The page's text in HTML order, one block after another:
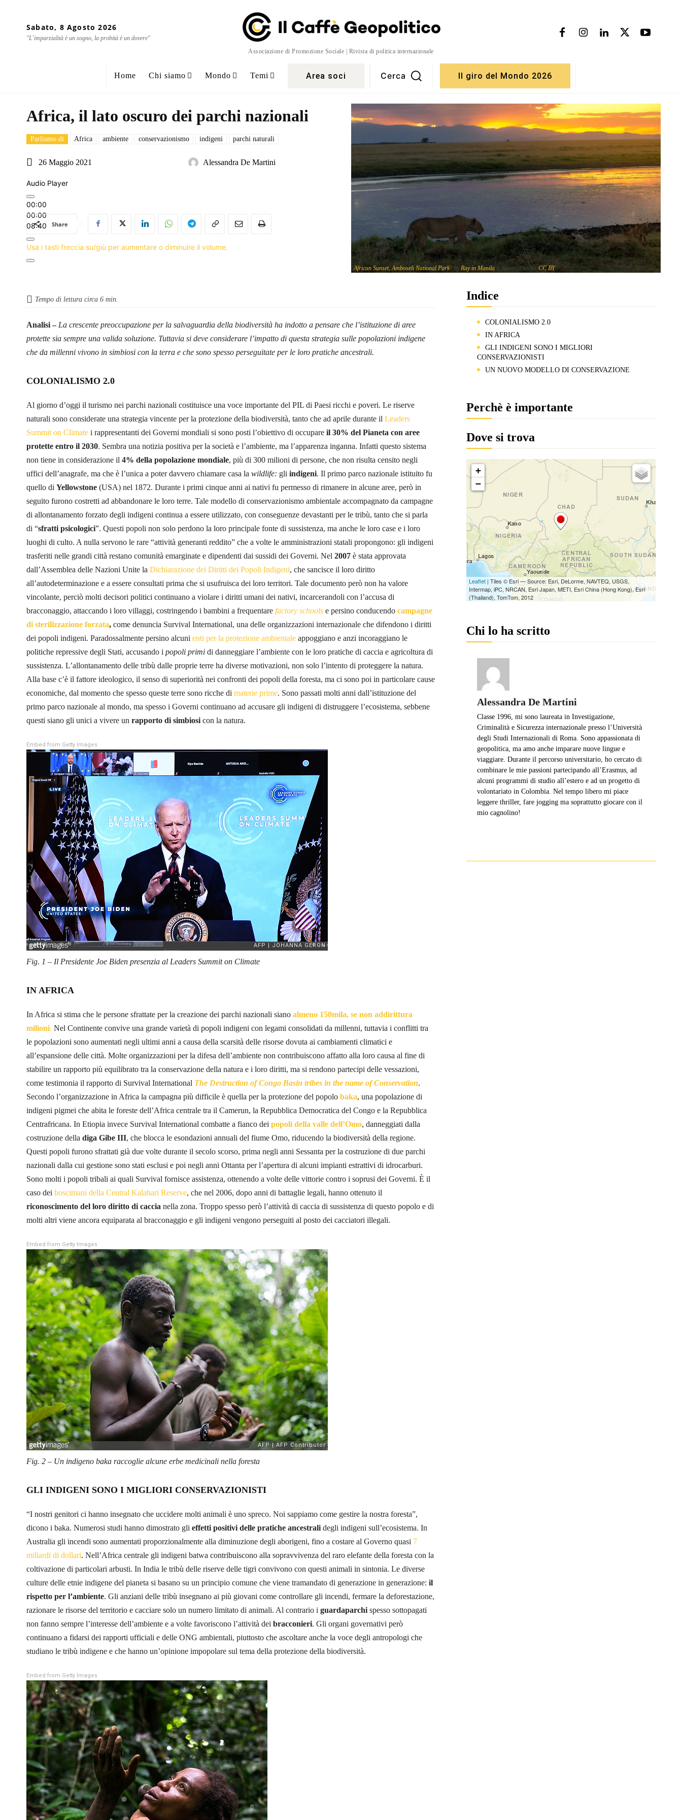
Sabato, 8 Agosto 2026
"L'imparzialità è un sogno, la probità è un dovere"
Associazione di Promozione Sociale | Rivista di politica internazionale
Home Chi siamo Mondo Temi Area soci Cerca Il giro del Mondo 2026
Africa, il lato oscuro dei parchi nazionali
Parliamo di Africa ambiente conservazionismo indigeni parchi naturali
26 Maggio 2021 Alessandra De Martini
Audio Player
00:00
00:00
08:40
Usa i tasti freccia su/giù per aumentare o diminuire il volume.
Share
"African Sunset, Amboseli National Park" by Ray in Manila is licensed under CC BY
Tempo di lettura circa 6 min.
Analisi – La crescente preoccupazione per la salvaguardia della biodiversità ha indotto a pensare che l’istituzione di aree
protette sia sempre una valida soluzione. Tuttavia si deve considerare l’impatto di questa strategia sulle popolazioni indigene
che da millenni vivono in simbiosi con la terra e che sono spesso perseguitate per le loro pratiche ancestrali.
COLONIALISMO 2.0
Al giorno d’oggi il turismo nei parchi nazionali costituisce una voce importante del PIL di Paesi ricchi e poveri. Le riserve
naturali sono considerate una strategia vincente per la protezione della biodiversità, tanto che ad aprile durante il Leaders
Summit on Climate i rappresentanti dei Governi mondiali si sono posti l’obiettivo di occupare il 30% del Pianeta con aree
protette entro il 2030. Sembra una notizia positiva per la società e l’ambiente, ma l’apparenza inganna. Infatti questo sistema
non tiene in considerazione il 4% della popolazione mondiale, più di 300 milioni di persone, che non risulta censito negli
uffici dell’anagrafe, ma che è l’unica a poter davvero chiamare casa la wildlife: gli indigeni. Il primo parco nazionale istituito fu
quello di Yellowstone (USA) nel 1872. Durante i primi cinque anni ai nativi fu permesso di rimanere in alcune aree, però in
seguito furono costretti ad abbandonare le loro terre. Tale modello di conservazionismo ambientale accompagnato da campagne
di allontanamento forzato degli indigeni continua a essere utilizzato, con conseguenze devastanti per le tribù, tanto che si parla
di “sfratti psicologici”. Questi popoli non solo perdono la loro principale fonte di sussistenza, ma anche le loro case e i loro
luoghi di culto. A nulla servono le rare “attività generanti reddito” che a volte le amministrazioni statali propongono: gli indigeni
trasferiti nelle grandi città restano comunità emarginate e dipendenti dai sussidi dei Governi. Nel 2007 è stata approvata
dall’Assemblea delle Nazioni Unite la Dichiarazione dei Diritti dei Popoli Indigeni, che sancisce il loro diritto
all’autodeterminazione e a essere consultati prima che si usufruisca dei loro territori. Tale documento però non ha valore
vincolante, perciò molti decisori politici continuano a violare i diritti umani dei nativi, incarcerandoli con l’accusa di
bracconaggio, attaccando i loro villaggi, costringendo i bambini a frequentare factory schools e persino conducendo campagne
di sterilizzazione forzata, come denuncia Survival International, una delle organizzazioni internazionale che difendono i diritti
dei popoli indigeni. Paradossalmente persino alcuni enti per la protezione ambientale appoggiano e anzi incoraggiano le
politiche repressive degli Stati, accusando i popoli primi di danneggiare l’ambiente con le loro pratiche di caccia e agricoltura di
sussistenza. L’allontanamento delle tribù dalle proprie terre ha diverse motivazioni, non solo l’intento di proteggere la natura.
Alla base c’è il fattore ideologico, il senso di superiorità nei confronti dei popoli della foresta, ma ci sono poi in particolare cause
economiche, dal momento che spesso queste terre sono ricche di materie prime. Sono passati molti anni dall’istituzione del
primo parco nazionale al mondo, ma spesso i Governi continuano ad accusare gli indigeni di distruggere l’ecosistema, sebbene
questi siano gli unici a vivere un rapporto di simbiosi con la natura.
Embed from Getty Images
Fig. 1 – Il Presidente Joe Biden presenzia al Leaders Summit on Climate
IN AFRICA
In Africa si stima che le persone sfrattate per la creazione dei parchi nazionali siano almeno 150mila, se non addirittura
milioni. Nel Continente convive una grande varietà di popoli indigeni con legami consolidati da millenni, tuttavia i conflitti tra
le popolazioni sono aumentati negli ultimi anni a causa della scarsità delle risorse dovuta ai cambiamenti climatici e
all’espansione delle città. Molte organizzazioni per la difesa dell’ambiente non contribuiscono affatto alla loro causa al fine di
stabilire un rapporto più equilibrato tra la conservazione della natura e i loro diritti, ma si rendono partecipi delle vessazioni,
come testimonia il rapporto di Survival International The Destruction of Congo Basin tribes in the name of Conservation.
Secondo l’organizzazione in Africa la campagna più difficile è quella per la protezione del popolo baka, una popolazione di
indigeni pigmei che abita le foreste dell’Africa centrale tra il Camerun, la Repubblica Democratica del Congo e la Repubblica
Centrafricana. In Etiopia invece Survival International combatte a fianco dei popoli della valle dell’Omo, danneggiati dalla
costruzione della diga Gibe III, che blocca le esondazioni annuali del fiume Omo, riducendo la biodiversità della regione.
Questi popoli furono sfrattati già due volte durante il secolo scorso, prima negli anni Sessanta per la costruzione di due parchi
nazionali dalla cui gestione sono stati esclusi e poi negli anni Ottanta per l’apertura di alcuni impianti estrattivi di idrocarburi.
Sono molti i popoli tribali ai quali Survival fornisce assistenza, ottenendo a volte delle vittorie contro i soprusi dei Governi. È il
caso dei boscimani della Central Kalahari Reserve, che nel 2006, dopo anni di battaglie legali, hanno ottenuto il
riconoscimento del loro diritto di caccia nella zona. Troppo spesso però l’attività di caccia di sussistenza di questo popolo e di
molti altri viene ancora equiparata al bracconaggio e gli indigeni vengono perseguiti al posto dei cacciatori illegali.
Embed from Getty Images
Fig. 2 – Un indigeno baka raccoglie alcune erbe medicinali nella foresta
GLI INDIGENI SONO I MIGLIORI CONSERVAZIONISTI
“I nostri genitori ci hanno insegnato che uccidere molti animali è uno spreco. Noi sappiamo come gestire la nostra foresta”,
dicono i baka. Numerosi studi hanno dimostrato gli effetti positivi delle pratiche ancestrali degli indigeni sull’ecosistema. In
Australia gli incendi sono aumentati proporzionalmente alla diminuzione degli aborigeni, fino a costare al Governo quasi 7
miliardi di dollari. Nell’Africa centrale gli indigeni batwa contribuiscono alla sopravvivenza del raro elefante della foresta con la
coltivazione di particolari arbusti. In India le tribù delle riserve delle tigri convivono con questi animali in sintonia. Le diverse
culture delle etnie indigene del pianeta si basano su un principio comune che viene tramandato di generazione in generazione: il
rispetto per l’ambiente. Gli anziani delle tribù insegnano ai più giovani come controllare gli incendi, fermare la deforestazione,
razionare le risorse del territorio e cacciare solo un numero limitato di animali. Al contrario i guardaparchi spesso sottopagati
non fanno sempre l’interesse dell’ambiente e a volte favoriscono l’attività dei bracconieri. Gli organi governativi però
continuano a fidarsi dei rapporti ufficiali e delle ONG ambientali, piuttosto che ascoltare anche la voce degli antropologi che
studiano le tribù indigene e che hanno un’opinione impopolare sul tema della protezione della biodiversità.
Embed from Getty Images
Indice
COLONIALISMO 2.0
IN AFRICA
GLI INDIGENI SONO I MIGLIORI
CONSERVAZIONISTI
UN NUOVO MODELLO DI CONSERVAZIONE
Perchè è importante
Dove si trova
Chi lo ha scritto
Alessandra De Martini
Classe 1996, mi sono laureata in Investigazione,
Criminalità e Sicurezza internazionale presso l’Università
degli Studi Internazionali di Roma. Sono appassionata di
geopolitica, ma amo anche imparare nuove lingue e
viaggiare. Durante il percorso universitario, ho cercato di
combinare le mie passioni partecipando all’Erasmus, ad
alcuni programmi di studio all’estero e ad un progetto di
volontariato in Colombia. Nel tempo libero mi piace
leggere thriller, fare jogging ma soprattutto giocare con il
mio cagnolino!